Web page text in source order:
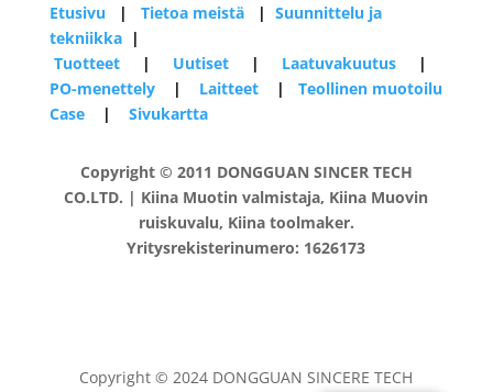
Etusivu | Tietoa meistä | Suunnittelu ja
tekniikka|
Tuotteet
| Uutiset| Laatuvakuutus
|
PO-menettely| Laitteet | Teollinen muotoilu
Case
| Sivukartta
Copyright © 2011 DONGGUAN SINCER TECH
CO.LTD. | Kiina Muotin valmistaja, Kiina Muovin
ruiskuvalu, Kiina toolmaker.
Yritysrekisterinumero: 1626173
Copyright © 2024 DONGGUAN SINCERE TECH